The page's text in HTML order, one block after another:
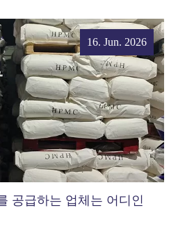
16. Jun. 2026
공급하는 업체는 어디인